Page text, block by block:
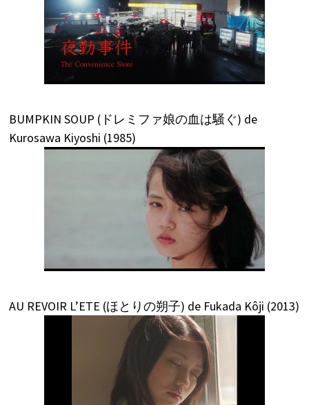
BUMPKIN SOUP (ドレミファ娘の血は騒ぐ) de
Kurosawa Kiyoshi (1985)
AU REVOIR L’ETE (ほとりの朔子) de Fukada Kôji (2013)